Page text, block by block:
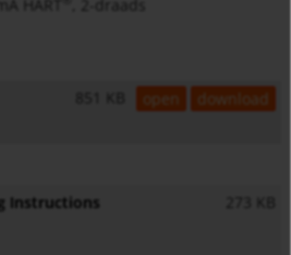
HART
851 KB open download
Instructions 273 KB